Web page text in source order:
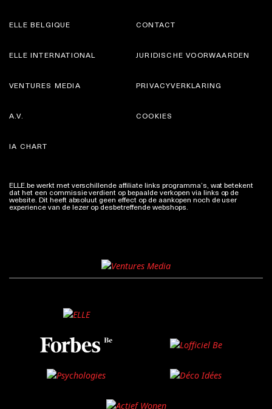
ELLE BELGIQUE CONTACT
ELLE INTERNATIONAL
VENTURES MEDIA
JURIDISCHE VOORWAARDEN
PRIVACYVERKLARING
A.V.
IA CHART
COOKIES
ELLE.be werkt met verschillende affiliate links programma’s, wat betekent
dat het een commissie verdient op bepaalde verkopen via links op de
website. Dit heeft absoluut geen effect op de aankopen noch de user
experience van de lezer op desbetreffende webshops.